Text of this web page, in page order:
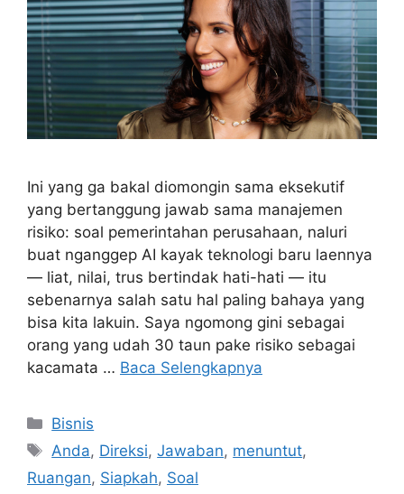
Ini yang ga bakal diomongin sama eksekutif
yang bertanggung jawab sama manajemen
risiko: soal pemerintahan perusahaan, naluri
buat nganggep AI kayak teknologi baru laennya
— liat, nilai, trus bertindak hati-hati — itu
sebenarnya salah satu hal paling bahaya yang
bisa kita lakuin. Saya ngomong gini sebagai
orang yang udah 30 taun pake risiko sebagai
kacamata … Baca Selengkapnya
Kategori
Bisnis
Tag
Anda, Direksi,Jawaban, menuntut,
Ruangan, Siapkah, Soal